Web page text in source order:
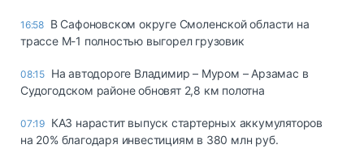
16:58 В Сафоновском округе Смоленской области на
трассе М-1 полностью выгорел грузовик
08:15 На автодороге Владимир – Муром – Арзамас в
Судогодском районе обновят 2,8 км полотна
07:19 КАЗ нарастит выпуск стартерных аккумуляторов
на 20% благодаря инвестициям в 380 млн руб.